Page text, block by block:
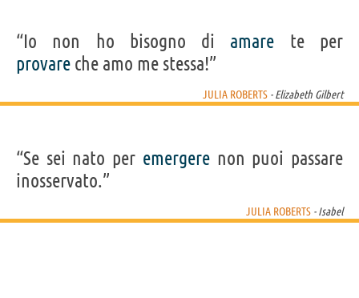
“Io non ho bisogno di amare te per
provare che amo me stessa!”
JULIA ROBERTS - Elizabeth Gilbert
“Se sei nato per emergerenon puoi passare
inosservato.”
JULIA ROBERTS - Isabel